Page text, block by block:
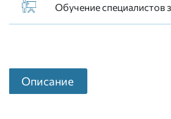
Обучение специалистов
Описание